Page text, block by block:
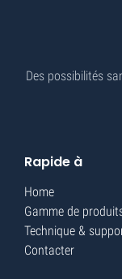
Des possibilités
Rapide à
Home
Gamme de
Technique &
Contacter